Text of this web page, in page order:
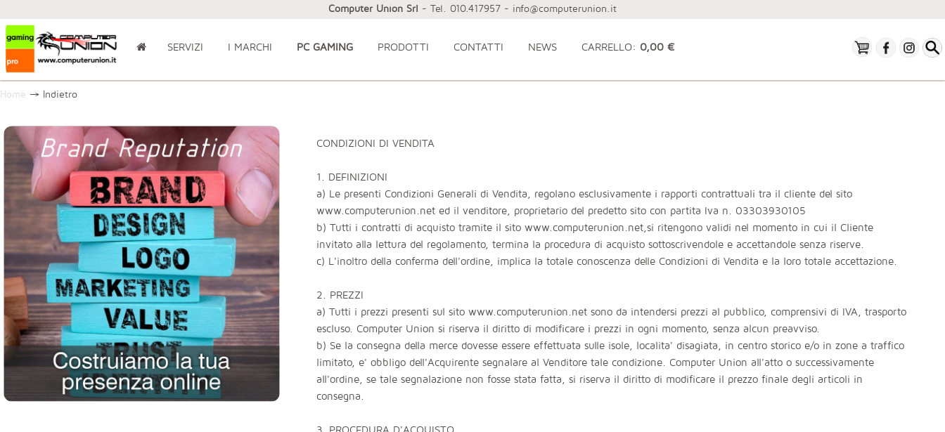
Computer Union Srl - Tel. 010.417957 - info@computerunion.it
SERVIZI I MARCHI PC GAMING PRODOTTI CONTATTI NEWS CARRELLO: 0,00 €
Home → Indietro
CONDIZIONI DI VENDITA
1. DEFINIZIONI
a) Le presenti Condizioni Generali di Vendita, regolano esclusivamente i rapporti contrattuali tra il cliente del sito
www.computerunion.net ed il venditore, proprietario del predetto sito con partita Iva n. 03303930105
b) Tutti i contratti di acquisto tramite il sito www.computerunion.net,si ritengono validi nel momento in cui il Cliente
invitato alla lettura del regolamento, termina la procedura di acquisto sottoscrivendole e accettandole senza riserve.
c) L'inoltro della conferma dell'ordine, implica la totale conoscenza delle Condizioni di Vendita e la loro totale accettazione.
2. PREZZI
a) Tutti i prezzi presenti sul sito www.computerunion.net sono da intendersi prezzi al pubblico, comprensivi di IVA, trasporto
escluso. Computer Union si riserva il diritto di modificare i prezzi in ogni momento, senza alcun preavviso.
b) Se la consegna della merce dovesse essere effettuata sulle isole, localita' disagiata, in centro storico e/o in zone a traffico
limitato, e' obbligo dell'Acquirente segnalare al Venditore tale condizione. Computer Union all'atto o successivamente
all'ordine, se tale segnalazione non fosse stata fatta, si riserva il diritto di modificare il prezzo finale degli articoli in
consegna.
3. PROCEDURA D'ACQUISTO